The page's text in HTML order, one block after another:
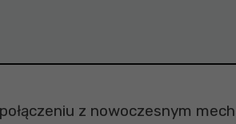
z nowoczesnym